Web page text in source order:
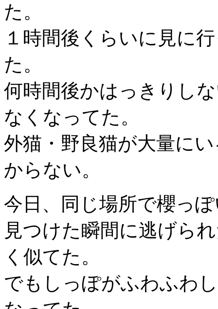
た。
１時間後くらいに見に
た。
何時間後かはっきりし
なくなってた。
外猫・野良猫が大量に
からない。
今日、同じ場所で櫻っ
見つけた瞬間に逃げら
く似てた。
でもしっぽがふわふわ